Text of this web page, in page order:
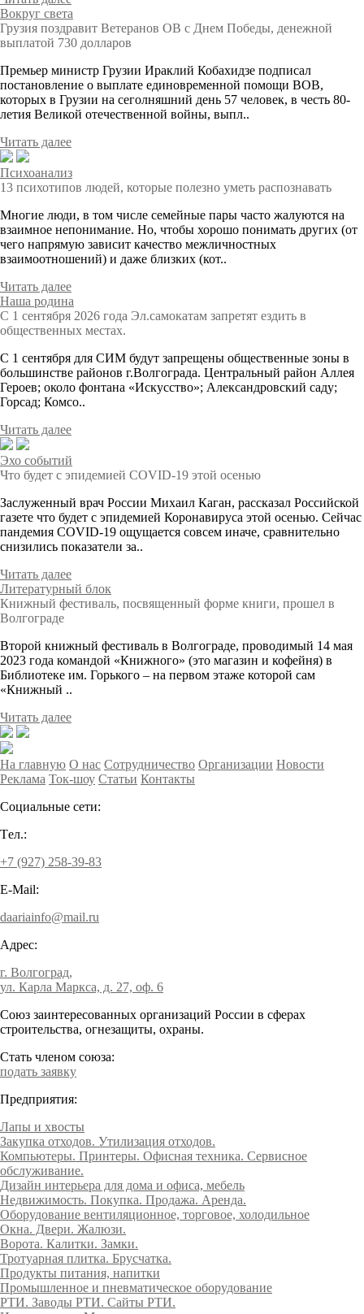
Вокруг света
Грузия поздравит Ветеранов ОВ с Днем Победы, денежной
выплатой 730 долларов
Премьер министр Грузии Ираклий Кобахидзе подписал
постановление о выплате единовременной помощи ВОВ,
которых в Грузии на сеголняшний день 57 человек, в честь 80-
летия Великой отечественной войны, выпл..
Читать далее
Психоанализ
13 психотипов людей, которые полезно уметь распознавать
Многие люди, в том числе семейные пары часто жалуются на
взаимное непонимание. Но, чтобы хорошо понимать других (от
чего напрямую зависит качество межличностных
взаимоотношений) и даже близких (кот..
Читать далее
Наша родина
С 1 сентября 2026 года Эл.самокатам запретят ездить в
общественных местах.
С 1 сентября для СИМ будут запрещены общественные зоны в
большинстве районов г.Волгограда. Центральный район Аллея
Героев; около фонтана «Искусство»; Александровский саду;
Горсад; Комсо..
Читать далее
Эхо событий
Что будет с эпидемией COVID-19 этой осенью
Заслуженный врач России Михаил Каган, рассказал Российской
газете что будет с эпидемией Коронавируса этой осенью. Сейчас
пандемия COVID-19 ощущается совсем иначе, сравнительно
снизились показатели за..
Читать далее
Литературный блок
Книжный фестиваль, посвященный форме книги, прошел в
Волгограде
Второй книжный фестиваль в Волгограде, проводимый 14 мая
2023 года командой «Книжного» (это магазин и кофейня) в
Библиотеке им. Горького – на первом этаже которой сам
«Книжный ..
Читать далее
На главную О нас Сотрудничество Организации Новости
Реклама Ток-шоу Статьи Контакты
Социальные сети:
Tел.:
+7 (927) 258-39-83
E-Mail:
daariainfo@mail.ru
Адрес:
г. Волгоград,
ул. Карла Маркса, д. 27, оф. 6
Союз заинтересованных организаций России в сферах
строительства, огнезащиты, охраны.
Стать членом союза:
подать заявку
Предприятия:
Лапы и хвосты
Закупка отходов. Утилизация отходов.
Компьютеры. Принтеры. Офисная техника. Сервисное
обслуживание.
Дизайн интерьера для дома и офиса, мебель
Недвижимость. Покупка. Продажа. Аренда.
Оборудование вентиляционное, торговое, холодильное
Окна. Двери. Жалюзи.
Ворота. Калитки. Замки.
Тротуарная плитка. Брусчатка.
Продукты питания, напитки
Промышленное и пневматическое оборудование
РТИ. Заводы РТИ. Сайты РТИ.